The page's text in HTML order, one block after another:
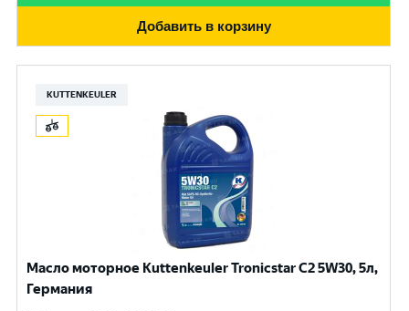
Добавить в корзину
KUTTENKEULER
Масло моторное Kuttenkeuler Tronicstar C2 5W30, 5л,
Германия